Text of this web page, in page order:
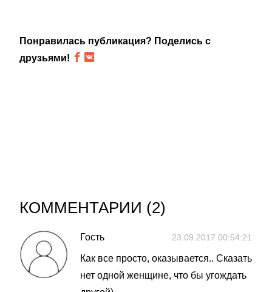
Понравилась публикация? Поделись с
друзьями!
КОММЕНТАРИИ (2)
Гость 23.09.2017 00:54:21
Как все просто, оказывается.. Сказать
нет одной женщине, что бы угождать